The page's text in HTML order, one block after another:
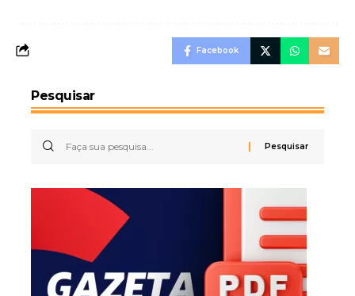
Facebook
Pesquisar